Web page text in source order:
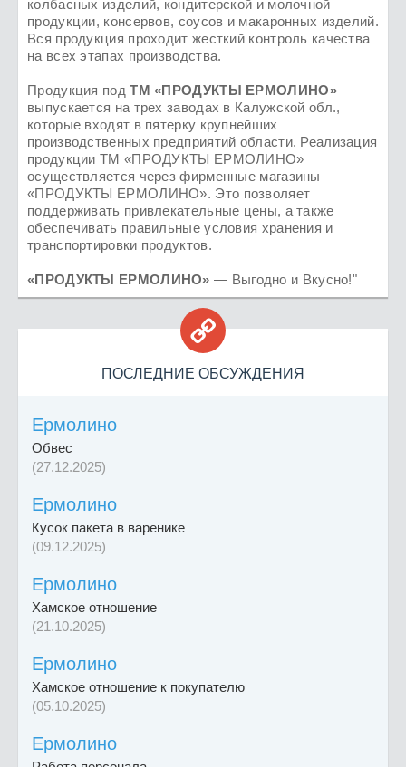
колбасных изделий, кондитерской и молочной
продукции, консервов, соусов и макаронных изделий.
Вся продукция проходит жесткий контроль качества
на всех этапах производства.
Продукция подТМ «ПРОДУКТЫ ЕРМОЛИНО»
выпускается на трех заводах в Калужской обл.,
которые входят в пятерку крупнейших
производственных предприятий области. Реализация
продукции ТМ «ПРОДУКТЫ ЕРМОЛИНО»
осуществляется через фирменные магазины
«ПРОДУКТЫ ЕРМОЛИНО». Это позволяет
поддерживать привлекательные цены, а также
обеспечивать правильные условия хранения и
транспортировки продуктов.
«ПРОДУКТЫ ЕРМОЛИНО» — Выгодно и Вкусно!"

ПОСЛЕДНИЕ ОБСУЖДЕНИЯ
Ермолино
Обвес
(27.12.2025)
Ермолино
Кусок пакета в варенике
(09.12.2025)
Ермолино
Хамское отношение
(21.10.2025)
Ермолино
Хамское отношение к покупателю
(05.10.2025)
Ермолино